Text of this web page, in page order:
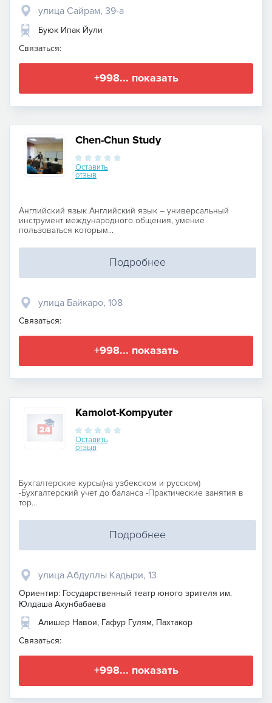
улица Сайрам, 39-а
Буюк Ипак Йули
Связаться:
+998... показать
Chen-Chun Study
Оставить
отзыв
Английский язык Английский язык – универсальный
инструмент международного общения, умение
пользоваться которым...
Подробнее
улица Байкаро, 108
Связаться:
+998... показать
Kamolot-Kompyuter
Оставить
отзыв
Бухгалтерские курсы(на узбекском и русском)
-Бухгалтерский учет до баланса -Практические занятия в
тор...
Подробнее
улица Абдуллы Кадыри, 13
Ориентир: Государственный театр юного зрителя им.
Юлдаша Ахунбабаева
Алишер Навои, Гафур Гулям, Пахтакор
Связаться:
+998... показать